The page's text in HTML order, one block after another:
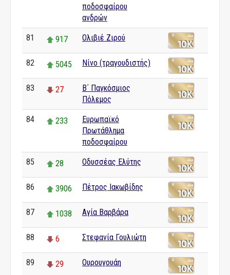
ποδοσφαίρου
ανδρών
81 917 Ολιβιέ Ζιρού
82 5045 Νίνο (τραγουδιστής)
83 27
Β΄ Παγκόσμιος
Πόλεμος
84 233
Ευρωπαϊκό
Πρωτάθλημα
ποδοσφαίρου
85 28 Οδυσσέας Ελύτης
86 3906 Πέτρος Ιακωβίδης
87 1038 Αγία Βαρβάρα
88 6 Στεφανία Γουλιώτη
89 29 Ουρουγουάη